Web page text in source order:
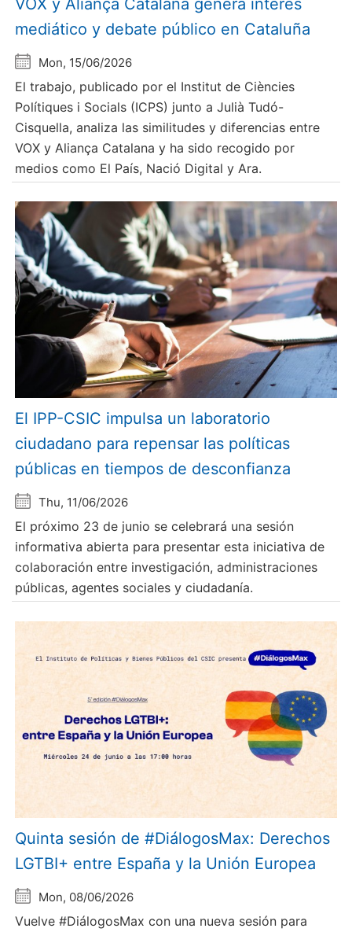
VOX y Aliança Catalana genera interés
mediático y debate público en Cataluña
Mon, 15/06/2026
El trabajo, publicado por el Institut de Ciències
Polítiques i Socials (ICPS) junto a Julià Tudó-
Cisquella, analiza las similitudes y diferencias entre
VOX y Aliança Catalana y ha sido recogido por
medios como El País, Nació Digital y Ara.
El IPP-CSIC impulsa un laboratorio
ciudadano para repensar las políticas
públicas en tiempos de desconfianza
Thu, 11/06/2026
El próximo 23 de junio se celebrará una sesión
informativa abierta para presentar esta iniciativa de
colaboración entre investigación, administraciones
públicas, agentes sociales y ciudadanía.
Quinta sesión de #DiálogosMax: Derechos
LGTBI+ entre España y la Unión Europea
Mon, 08/06/2026
Vuelve #DiálogosMax con una nueva sesión para